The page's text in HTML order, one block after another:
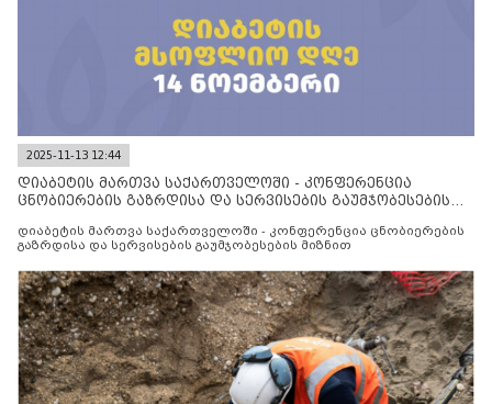
2025-11-13 12:44
დიაბეტის მართვა საქართველოში - კონფერენცია
ცნობიერების გაზრდისა და სერვისების გაუმჯობესების
დიაბეტის მართვა საქართველოში - კონფერენცია ცნობიერების
გაზრდისა და სერვისების გაუმჯობესების მიზნით